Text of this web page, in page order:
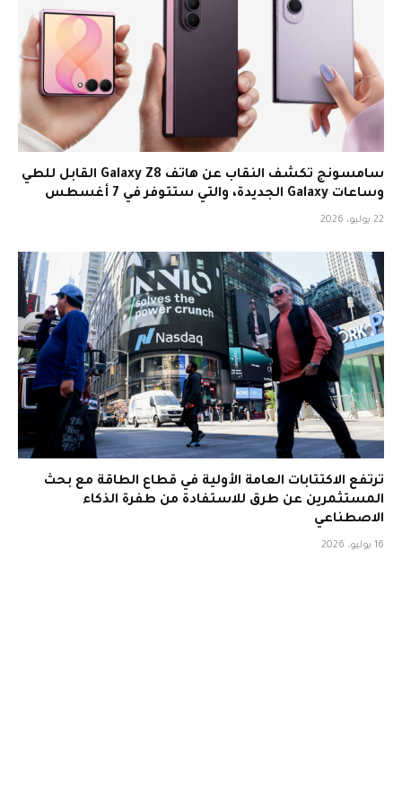
سامسونج تكشف النقاب عن هاتف Galaxy Z8 القابل للطي
وساعات Galaxy الجديدة، والتي ستتوفر في 7 أغسطس
22 يوليو، 2026
ترتفع الاكتتابات العامة الأولية في قطاع الطاقة مع بحث
المستثمرين عن طرق للاستفادة من طفرة الذكاء
الاصطناعي
16 يوليو، 2026